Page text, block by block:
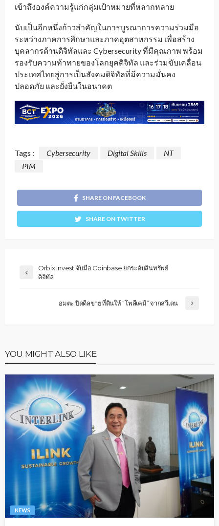
เข้าถึงองค์ความรู้แก่กลุ่มเป้าหมายที่หลากหลาย
นับเป็นอีกหนึ่งก้าวสำคัญในการบูรณาการความร่วมมือ
ระหว่างภาคการศึกษาและภาคอุตสาหกรรม เพื่อสร้าง
บุคลากรด้านดิจิทัลและ Cybersecurity ที่มีคุณภาพ พร้อม
รองรับความท้าทายของโลกยุคดิจิทัล และร่วมขับเคลื่อน
ประเทศไทยสู่การเป็นสังคมดิจิทัลที่มีความมั่นคง
ปลอดภัย และยั่งยืนในอนาคต
Tags : Cybersecurity Digital Skills
NT
PIM
SHARE ON FACEBOOK
SHARE ON TWITTER
Orbix Invest จับมือ Coinbase ยกระดับสินทรัพย์
ดิจิทัล
อมตะ ปิดดีลขายที่ดินให้ “โพลีเคมี” จากสวีเดน
YOU MIGHT ALSO LIKE
NEWS